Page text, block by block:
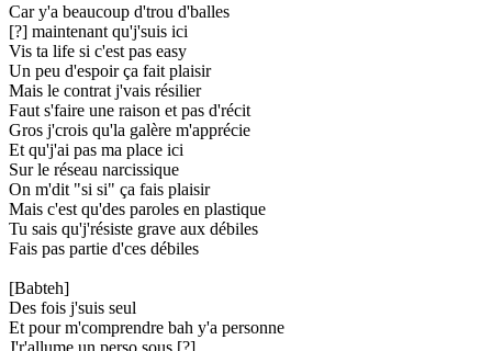
Car y'a beaucoup d'trou d'balles
[?] maintenant qu'j'suis ici
Vis ta life si c'est pas easy
Un peu d'espoir ça fait plaisir
Mais le contrat j'vais résilier
Faut s'faire une raison et pas d'récit
Gros j'crois qu'la galère m'apprécie
Et qu'j'ai pas ma place ici
Sur le réseau narcissique
On m'dit "si si" ça fais plaisir
Mais c'est qu'des paroles en plastique
Tu sais qu'j'résiste grave aux débiles
Fais pas partie d'ces débiles
[Babteh]
Des fois j'suis seul
Et pour m'comprendre bah y'a personne
J'r'allume un perso sous [?]